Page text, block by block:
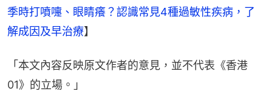
季時打噴嚏、眼睛癢？認識常見4種過敏性疾病，了
解成因及早治療】
「本文內容反映原文作者的意見，並不代表《香港
01》的立場。」